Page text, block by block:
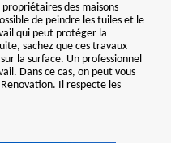
propriétaires des maisons
de peindre les tuiles et le
qui peut protéger la
sachez que ces travaux
la surface. Un professionnel
Dans ce cas, on peut vous
Il respecte les